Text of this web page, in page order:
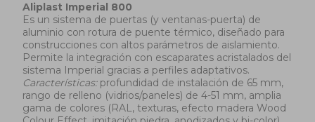
Aliplast Imperial 800
Es un sistema de puertas (y ventanas-puerta) de
aluminio con rotura de puente térmico, diseñado para
construcciones con altos parámetros de aislamiento.
Permite la integración con escaparates acristalados del
sistema Imperial gracias a perfiles adaptativos.
Características:profundidad de instalación de 65 mm,
rango de relleno (vidrios/paneles) de 4-51 mm, amplia
gama de colores (RAL, texturas, efecto madera Wood